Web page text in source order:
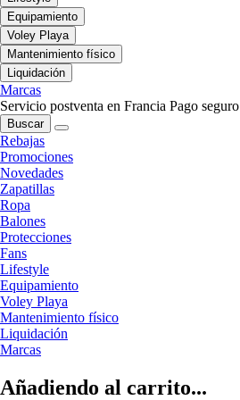
Equipamiento
Voley Playa
Mantenimiento físico
Liquidación
Marcas
Servicio postventa en Francia Pago seguro
Buscar
Rebajas
Promociones
Novedades
Zapatillas
Ropa
Balones
Protecciones
Fans
Lifestyle
Equipamiento
Voley Playa
Mantenimiento físico
Liquidación
Marcas
Añadiendo al carrito...